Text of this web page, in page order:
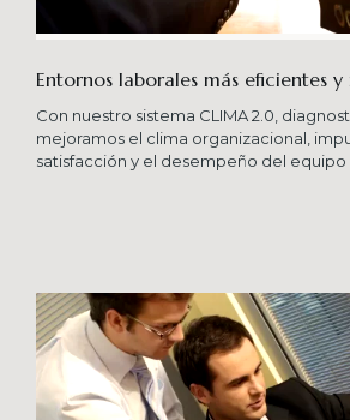
Entornos laborales más eficientes
Con nuestro sistema CLIMA 2.0,
mejoramos el clima organizacional,
satisfacción y el desempeño del equipo